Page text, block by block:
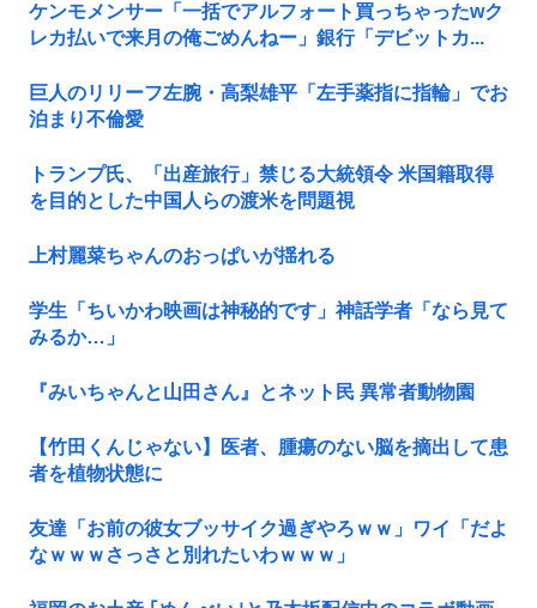
ケンモメンサー「一括でアルフォート買っちゃったwク
レカ払いで来月の俺ごめんねー」銀行「デビットカ...
巨人のリリーフ左腕・高梨雄平「左手薬指に指輪」でお
泊まり不倫愛
トランプ氏、「出産旅行」禁じる大統領令 米国籍取得
を目的とした中国人らの渡米を問題視
上村麗菜ちゃんのおっぱいが揺れる
学生「ちいかわ映画は神秘的です」神話学者「なら見て
みるか…」
『みいちゃんと山田さん』とネット民 異常者動物園
【竹田くんじゃない】医者、腫瘍のない脳を摘出して患
者を植物状態に
友達「お前の彼女ブッサイク過ぎやろｗｗ」ワイ「だよ
なｗｗｗさっさと別れたいわｗｗｗ」